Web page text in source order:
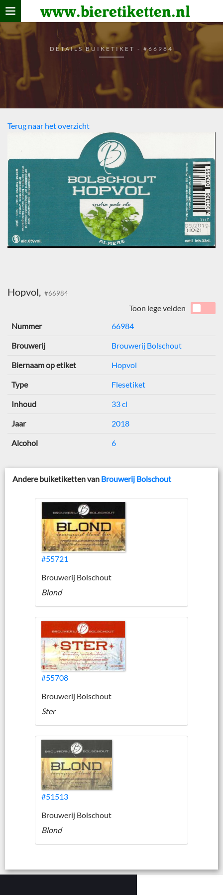
www.bieretiketten.nl
Home
verzamelen
De bierkaart
Bezoekers
DETAILS BUIKETIKET - #66984
Terug naar het overzicht
Hopvol, #66984
Toon lege velden
Nummer
66984
Brouwerij Brouwerij Bolschout
Biernaam op etiket Hopvol
Type Flesetiket
Inhoud 33 cl
Jaar 2018
Alcohol 6
Andere buiketiketten van Brouwerij Bolschout
#55721
Brouwerij Bolschout
Blond
#55708
Brouwerij Bolschout
Ster
#51513
Brouwerij Bolschout
Blond